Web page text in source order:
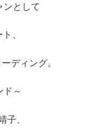
ンとして
、
ディング。
ド～
子、